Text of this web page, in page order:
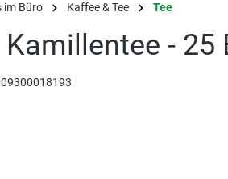
im Büro Kaffee & Tee Tee
- 25